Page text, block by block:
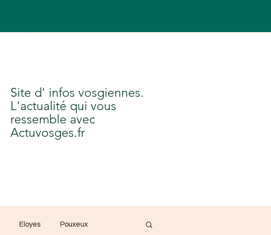
Eloyes Pouxeux
Site d' infos vosgiennes.
L'actualité qui vous
ressemble avec
Actuvosges.fr